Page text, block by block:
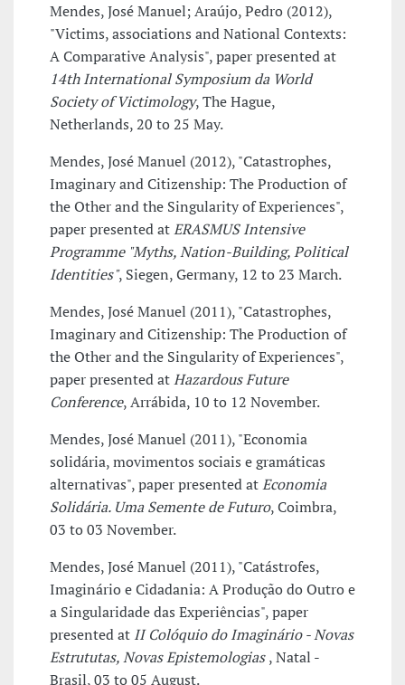
Mendes, José Manuel; Araújo, Pedro (2012),
"Victims, associations and National Contexts:
A Comparative Analysis", paper presented at
14th International Symposium da World
Society of Victimology, The Hague,
Netherlands, 20 to 25 May.
Mendes, José Manuel (2012), "Catastrophes,
Imaginary and Citizenship: The Production of
the Other and the Singularity of Experiences",
paper presented atERASMUS Intensive
Programme "Myths, Nation-Building, Political
Identities", Siegen, Germany, 12 to 23 March.
Mendes, José Manuel (2011), "Catastrophes,
Imaginary and Citizenship: The Production of
the Other and the Singularity of Experiences",
paper presented atHazardous Future
Conference, Arrábida, 10 to 12 November.
Mendes, José Manuel (2011), "Economia
solidária, movimentos sociais e gramáticas
alternativas", paper presented atEconomia
Solidária. Uma Semente de Futuro, Coimbra,
03 to 03 November.
Mendes, José Manuel (2011), "Catástrofes,
Imaginário e Cidadania: A Produção do Outro e
a Singularidade das Experiências", paper
presented at II Colóquio do Imaginário - Novas
Estrututas, Novas Epistemologias, Natal -
Brasil, 03 to 05 August.